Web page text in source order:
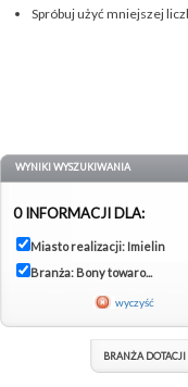
Spróbuj użyć mniejszej
WYNIKI WYSZUKIWANIA
0 INFORMACJI DLA:
Miasto realizacji: Imielin
Branża: Bony towaro...
wyczyść
BRANŻA DOTACJI